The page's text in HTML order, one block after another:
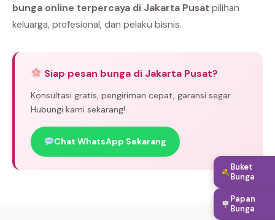
bunga online terpercaya di Jakarta Pusat pilihan
keluarga, profesional, dan pelaku bisnis.
Siap pesan bunga di Jakarta Pusat?
Konsultasi gratis, pengiriman cepat, garansi segar.
Hubungi kami sekarang!
Chat WhatsApp Sekarang
Buket
Bunga
Papan
Bunga